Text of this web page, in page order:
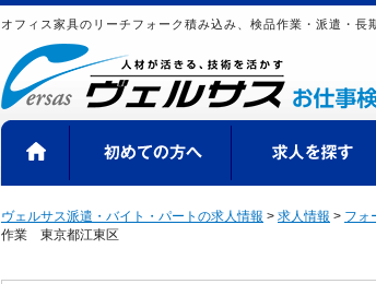
オフィス家具のリーチフォーク積み込み、検品作業・派遣・長
ヴェルサス派遣・バイト・パートの求人情報 > 求人情報 > フォ
作業 東京都江東区